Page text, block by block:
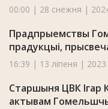
00:00 | 28 снежня |
Прадпрыемствы
прадукцыі,
16:39 | 13 ліпеня | 2023
Старшыня ЦВК Ігар
актывам